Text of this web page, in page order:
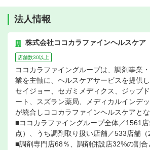
法人情報
株式会社ココカラファインヘルスケア
店舗数30以上
ココカラファイングループは、調剤事業
業を主軸に、ヘルスケアサービスを提供し
セイジョー、セガミメディクス、ジップ
ート、スズラン薬局、メディカルインデ
が統合しココカラファインヘルスケアとな
■ココカラファイングループ全体／1561
点）、うち調剤取り扱い店舗／533店舗（
■調剤専門店68％、調剤併設店32%の割合